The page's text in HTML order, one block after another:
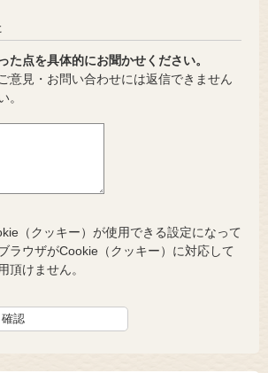
た点を具体的にお聞かせください。
意見・お問い合わせには返信できません
。
（クッキー）が使用できる設定になって
ラウザがCookie（クッキー）に対応して
頂けません。